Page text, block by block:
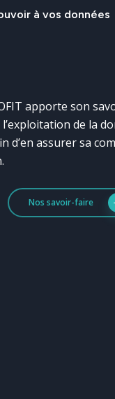
à vos données
apporte son
l’exploitation de la
d’en assurer sa
Nos savoir-faire